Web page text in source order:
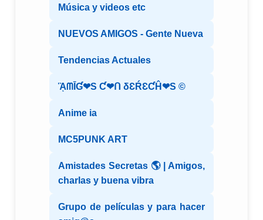
Música y videos etc
NUEVOS AMIGOS - Gente Nueva
Tendencias Actuales
ᾋᗰĪƓ❤S Ƈ❤ᑎ δƐŔƐƇĤ❤S ©️
Anime ia
MC5PUNK ART
Amistades Secretas 🌎 | Amigos,
charlas y buena vibra
Grupo de películas y para hacer